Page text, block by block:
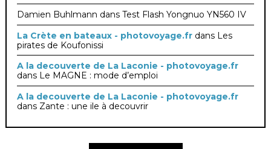
Damien Buhlmann dansTest Flash Yongnuo YN560 IV
La Crète en bateaux - photovoyage.fr dans Les
pirates de Koufonissi
A la decouverte de La Laconie - photovoyage.fr
dans Le MAGNE : mode d’emploi
A la decouverte de La Laconie - photovoyage.fr
dans Zante : une ile à decouvrir